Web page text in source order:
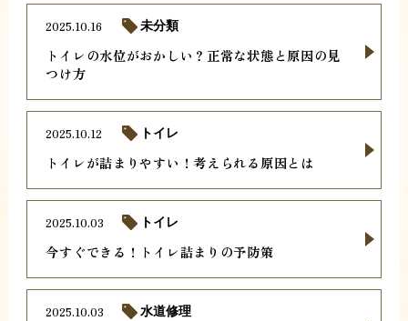
トイレの水位がおかしい？正常な状態と原因の見
つけ方
2025.10.16 未分類
トイレが詰まりやすい！考えられる原因とは
2025.10.12 トイレ
今すぐできる！トイレ詰まりの予防策
2025.10.03 トイレ
2025.10.03 水道修理